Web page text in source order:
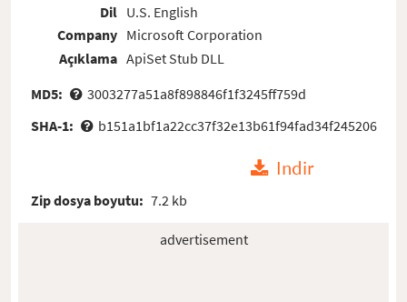
Dil
Company
Açıklama
U.S. English
Microsoft Corporation
ApiSet Stub DLL
MD5:
3003277a51a8f898846f1f3245ff759d
SHA-1:
b151a1bf1a22cc37f32e13b61f94fad34f245206
Indir
Zip dosya boyutu: 7.2 kb
advertisement